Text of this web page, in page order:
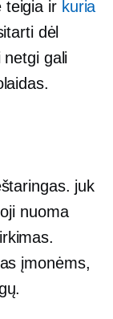
teigia ir kuria
dėl
netgi gali
juk
nuoma
įmonėms,